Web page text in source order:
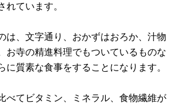
れています。
は、文字通り、おかずはおろか、汁物
お寺の精進料理でもついているものな
に質素な食事をすることになります。
べてビタミン、ミネラル、食物繊維が